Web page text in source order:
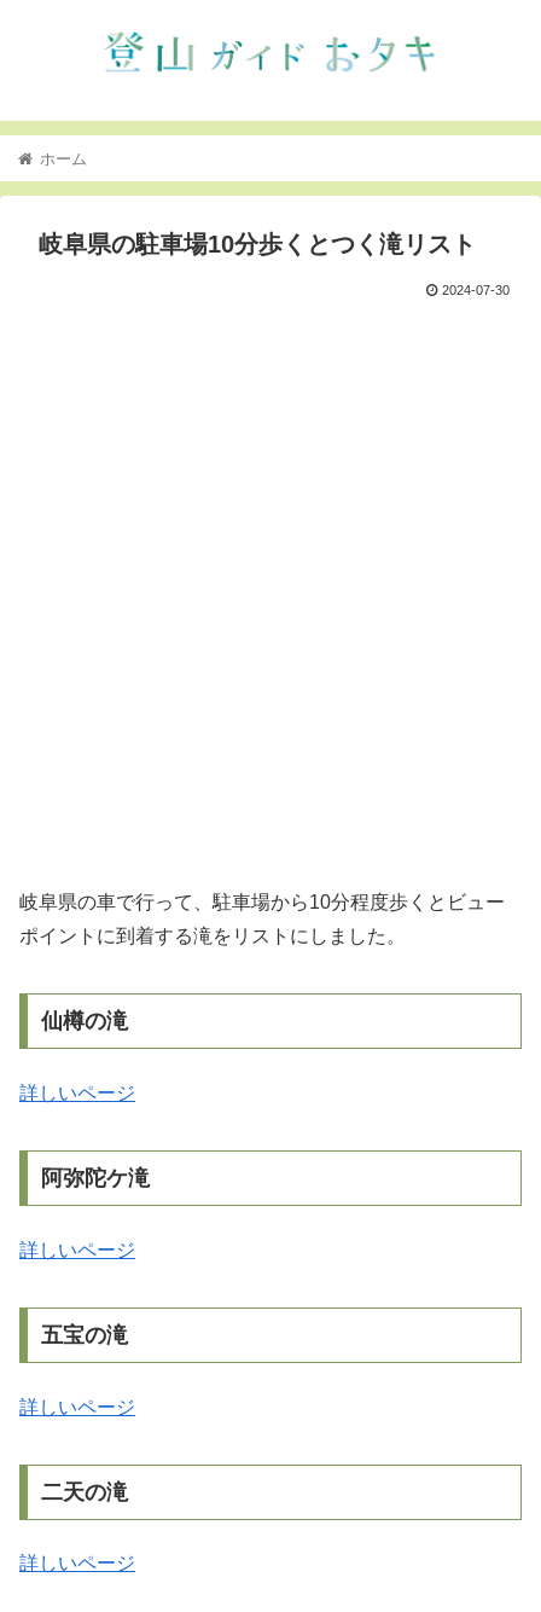
ホーム
岐阜県の駐車場10分歩くとつく滝リスト
2024-07-30
岐阜県の車で行って、駐車場から10分程度歩くとビュー
ポイントに到着する滝をリストにしました。
仙樽の滝
詳しいページ
阿弥陀ケ滝
詳しいページ
五宝の滝
詳しいページ
二天の滝
詳しいページ